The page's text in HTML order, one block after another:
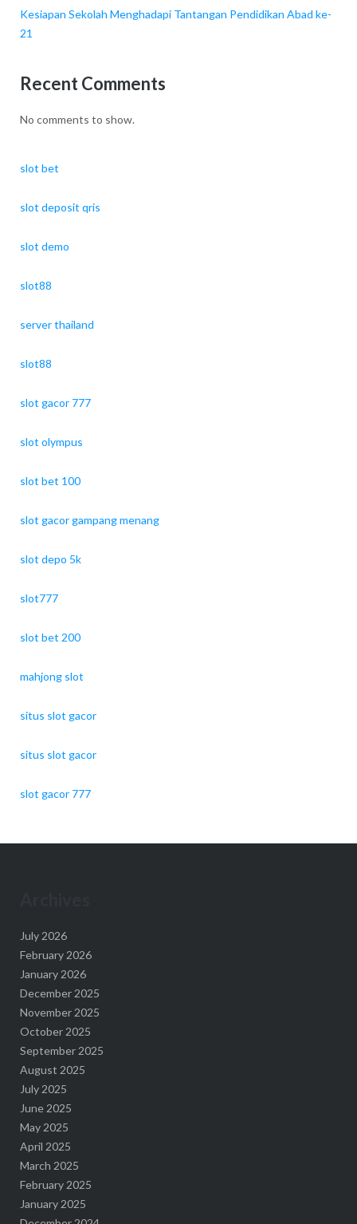
Kesiapan Sekolah Menghadapi Tantangan Pendidikan Abad ke-
21
Recent Comments
No comments to show.
slot bet
slot deposit qris
slot demo
slot88
server thailand
slot88
slot gacor 777
slot olympus
slot bet 100
slot gacor gampang menang
slot depo 5k
slot777
slot bet 200
mahjong slot
situs slot gacor
situs slot gacor
slot gacor 777
July 2026
February 2026
January 2026
December 2025
November 2025
October 2025
September 2025
August 2025
July 2025
June 2025
May 2025
April 2025
March 2025
February 2025
January 2025